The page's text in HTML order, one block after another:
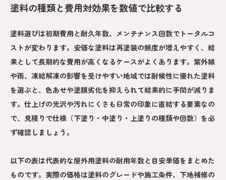
塗料の種類と費用対効果を数値で比較する
塗料選びは初期費用と耐久年数、メンテナンス回数でトータルコ
ストが変わります。安価な塗料は再塗装の頻度が増えやすく、結
果として長期的な費用が高くなるケースがよくあります。紫外線
や雨、凍結解凍の影響を受けやすい地域では耐候性に優れた塗料
を選ぶと、色あせや塗膜劣化を抑えられて結果的に手間が減りま
す。仕上げの光沢や汚れにくさも日常の印象に直結する要素なの
で、見積りで仕様（下塗り・中塗り・上塗りの種類や回数）を必
ず確認しましょう。
以下の表は代表的な屋外用塗料の耐用年数と目安単価をまとめた
ものです。実際の価格は塗料のグレードや施工条件、下地補修の